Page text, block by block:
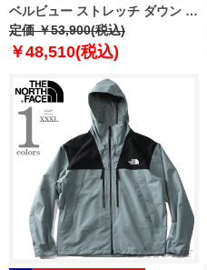
ベルビュー ストレッチ ダウン ベ
スト BELLEVIEW STRETCH
DOWN VEST USA直輸入
定価 ￥53,900(税込)
￥48,510(税込)